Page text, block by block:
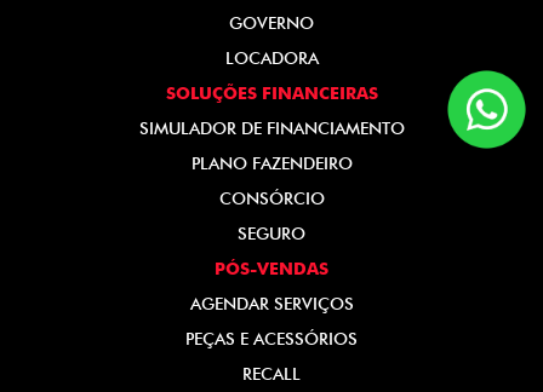
GOVERNO
LOCADORA
SOLUÇÕES FINANCEIRAS
SIMULADOR DE FINANCIAMENTO
PLANO FAZENDEIRO
CONSÓRCIO
SEGURO
PÓS-VENDAS
AGENDAR SERVIÇOS
PEÇAS E ACESSÓRIOS
RECALL